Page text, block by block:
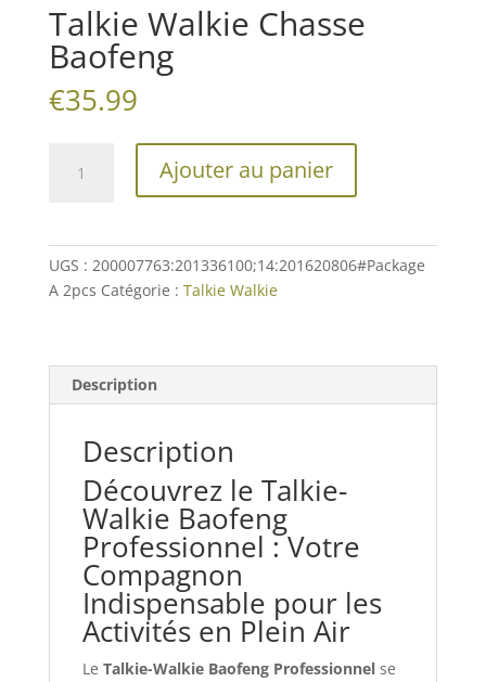
Talkie Walkie Chasse
Baofeng
€35.99
Ajouter au panier
UGS : 200007763:201336100;14:201620806#Package
A 2pcs Catégorie : Talkie Walkie
Description
Description
Découvrez le Talkie-
Walkie Baofeng
Professionnel : Votre
Compagnon
Indispensable pour les
Activités en Plein Air
Le Talkie-Walkie Baofeng Professionnelse